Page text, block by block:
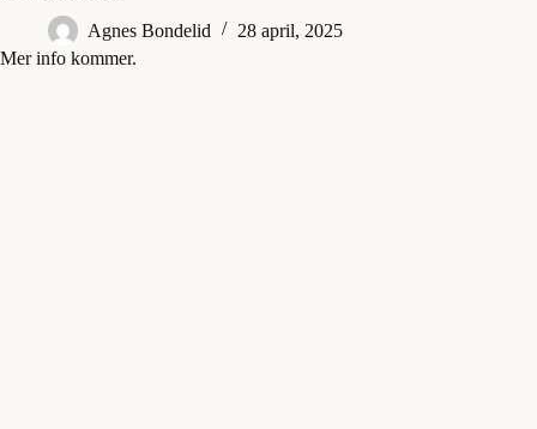
Agnes Bondelid
28 april, 2025
Mer info kommer.